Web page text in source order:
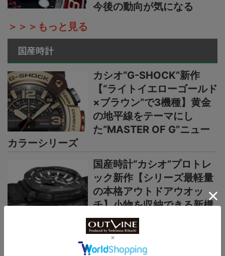
今後の動向が気になる
＞＞＞もっと見る
国産時計
カシオ“G-SHOCK”新作
【“ライトイエローゴールド
×ブラウン”で3機種】黄金
の地平線をテーマにし
た“MASTER OF G”ニュー
カラーシリーズ
国産時計“カシオ”プロトレ
ック新作【シリーズ最軽量
の本格アウトドアウオッ
チ】小物を収納できる新構
造リバーシブルベルト採用
カシオ“G-SHOCK”新作2種
【薄型・軽量な“メタルベゼ